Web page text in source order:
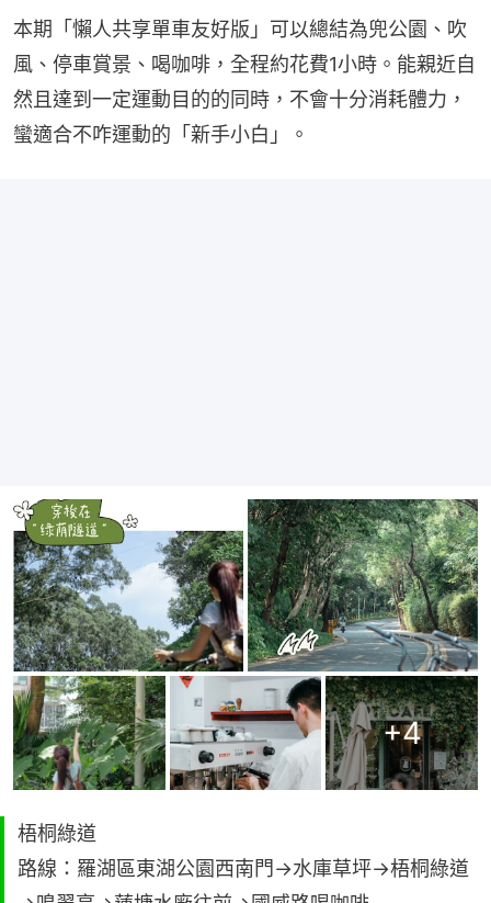
本期「懶人共享單車友好版」可以總結為兜公園、吹
風、停車賞景、喝咖啡，全程約花費1小時。能親近自
然且達到一定運動目的的同時，不會十分消耗體力，
蠻適合不咋運動的「新手小白」。
+4
梧桐綠道
路線：羅湖區東湖公園西南門→水庫草坪→梧桐綠道